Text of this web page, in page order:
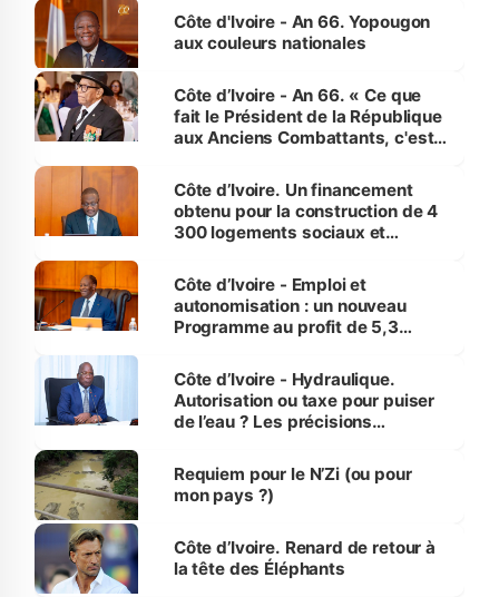
l'Etat de droit pour préserver les
vies humaines »
Côte d'Ivoire - An 66. Yopougon
aux couleurs nationales
Côte d’Ivoire - An 66. « Ce que
fait le Président de la République
aux Anciens Combattants, c'est
Côte d’Ivoire. Un financement
obtenu pour la construction de 4
300 logements sociaux et
et Yamoussoukro
Côte d’Ivoire - Emploi et
autonomisation : un nouveau
Programme au profit de 5,3
Côte d’Ivoire - Hydraulique.
Autorisation ou taxe pour puiser
de l’eau ? Les précisions
Requiem pour le N’Zi (ou pour
mon pays ?)
Côte d’Ivoire. Renard de retour à
la tête des Éléphants